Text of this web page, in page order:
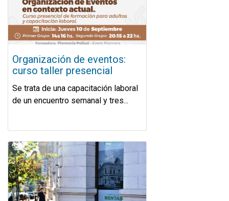
Organización de eventos:
curso taller presencial
Se trata de una capacitación laboral
de un encuentro semanal y tres...